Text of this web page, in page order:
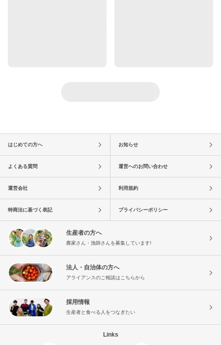
はじめての方へ お知らせ
よくある質問 運営へのお問い合わせ
運営会社 利用規約
特商法に基づく表記 プライバシーポリシー
生産者の方へ
農家さん・漁師さんを募集しています!
法人・自治体の方へ
アライアンスのご相談はこちらから
採用情報
生産者と食べる人をつなぎたい
Links